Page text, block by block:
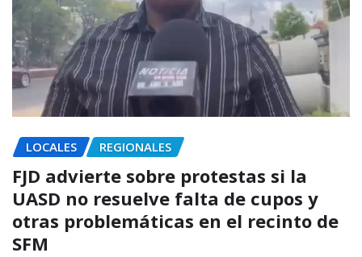
LOCALES REGIONALES
FJD advierte sobre protestas si la
UASD no resuelve falta de cupos y
otras problemáticas en el recinto de
SFM